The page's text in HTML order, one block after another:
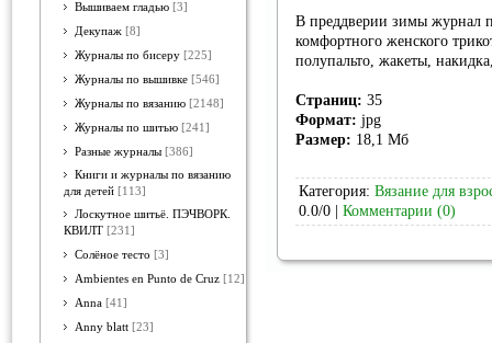
Вышиваем гладью [3]
Декупаж [8]
Журналы по бисеру [225]
Журналы по вышивке [546]
Журналы по вязанию [2148]
Журналы по шитью [241]
Разные журналы [386]
Книги и журналы по вязанию
для детей [113]
Лоскутное шитьё. ПЭЧВОРК.
КВИЛТ [231]
Солёное тесто [3]
Ambientes en Punto de Cruz [12]
Anna [41]
Anny blatt [23]
В преддверии зимы журнал
комфортного женского
полупальто, жакеты,
Страниц: 35
Формат: jpg
Размер: 18,1 Мб
Категория: Вязание для
0.0/0 | Комментарии (0)